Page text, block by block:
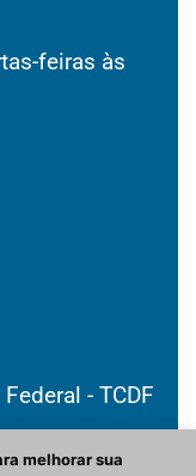
feiras às
- TCDF
melhorar sua